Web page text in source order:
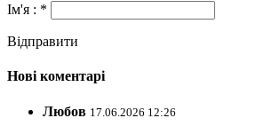
Ім'я : *
Відправити
Нові коментарі
Любов 17.06.2026 12:26